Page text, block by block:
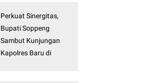
Perkuat Sinergitas,
Bupati Soppeng
Sambut Kunjungan
Kapolres Baru di